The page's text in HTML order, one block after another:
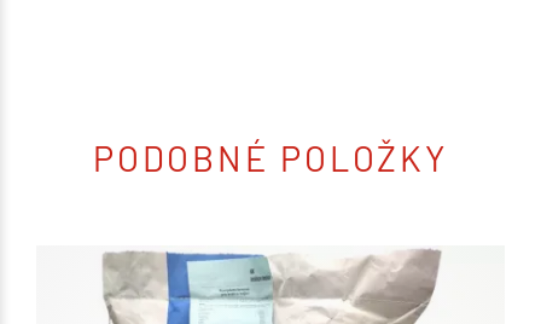
PODOBNÉ POLOŽKY